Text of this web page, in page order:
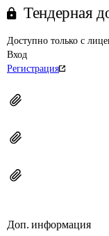
Тендерная
Доступно только с
Вход
Регистрация
Доп. информация